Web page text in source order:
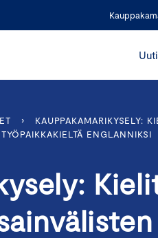
›
KAUPPAKAMARIKYSELY:
ENGLANNIKSI